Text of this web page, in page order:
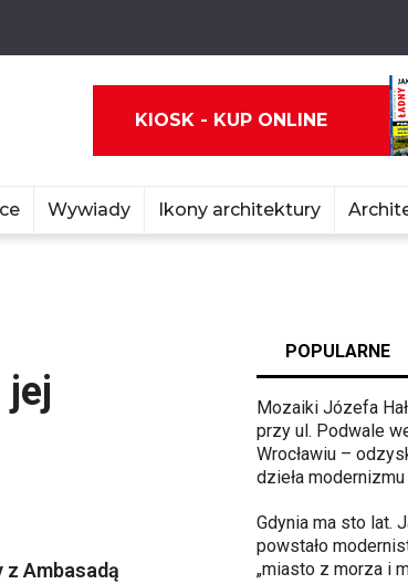
KIOSK - KUP ONLINE
Wywiady Ikony architektury
jej
Ambasadą
POPULARNE
Mozaiki Józefa
przy ul. Podwale
Wrocławiu –
dzieła modernizmu
Gdynia ma sto lat.
powstało
„miasto z morza i